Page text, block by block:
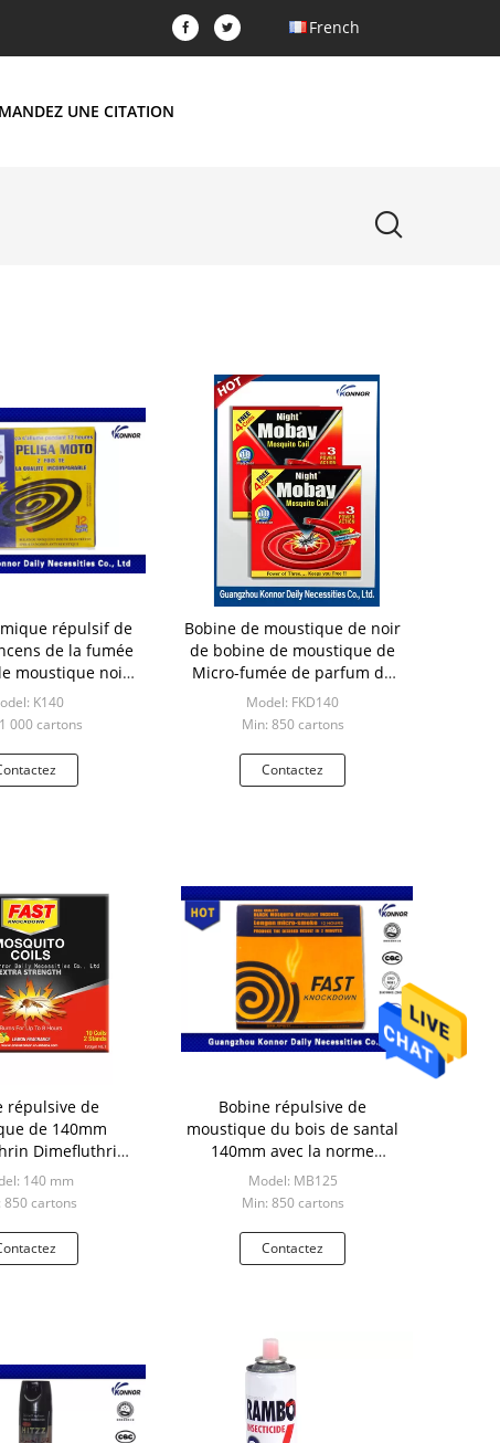
French
UNE CITATION
répulsif de
de la fumée
moustique noir
de bobines
K140
000 cartons
Bobine de moustique de noir
de bobine de moustique de
Micro-fumée de parfum de
ménage
Model: FKD140
Min: 850 cartons
Contactez
répulsive de
de 140mm
Dimefluthrin
de bois de
santal
140 mm
850 cartons
Bobine répulsive de
moustique du bois de santal
140mm avec la norme
ISO9001
Model: MB125
Min: 850 cartons
Contactez